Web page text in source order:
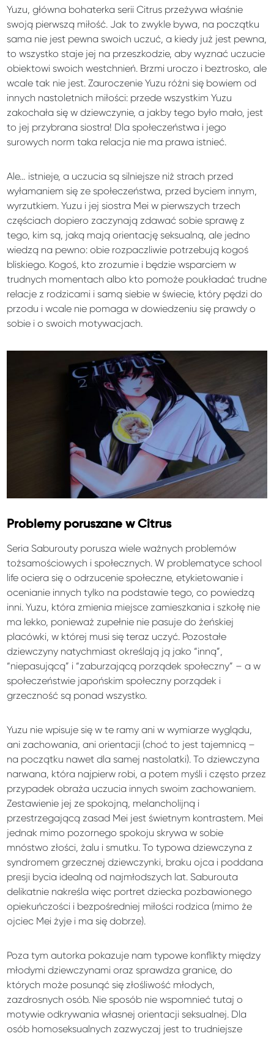
Yuzu, główna bohaterka serii Citrus przeżywa właśnie
swoją pierwszą miłość. Jak to zwykle bywa, na początku
sama nie jest pewna swoich uczuć, a kiedy już jest pewna,
to wszystko staje jej na przeszkodzie, aby wyznać uczucie
obiektowi swoich westchnień. Brzmi uroczo i beztrosko, ale
wcale tak nie jest. Zauroczenie Yuzu różni się bowiem od
innych nastoletnich miłości: przede wszystkim Yuzu
zakochała się w dziewczynie, a jakby tego było mało, jest
to jej przybrana siostra! Dla społeczeństwa i jego
surowych norm taka relacja nie ma prawa istnieć.
Ale… istnieje, a uczucia są silniejsze niż strach przed
wyłamaniem się ze społeczeństwa, przed byciem innym,
wyrzutkiem. Yuzu i jej siostra Mei w pierwszych trzech
częściach dopiero zaczynają zdawać sobie sprawę z
tego, kim są, jaką mają orientację seksualną, ale jedno
wiedzą na pewno: obie rozpaczliwie potrzebują kogoś
bliskiego. Kogoś, kto zrozumie i będzie wsparciem w
trudnych momentach albo kto pomoże poukładać trudne
relacje z rodzicami i samą siebie w świecie, który pędzi do
przodu i wcale nie pomaga w dowiedzeniu się prawdy o
sobie i o swoich motywacjach.
Problemy poruszane w Citrus
Seria Saburouty porusza wiele ważnych problemów
tożsamościowych i społecznych. W problematyce school
life ociera się o odrzucenie społeczne, etykietowanie i
ocenianie innych tylko na podstawie tego, co powiedzą
inni. Yuzu, która zmienia miejsce zamieszkania i szkołę nie
ma lekko, ponieważ zupełnie nie pasuje do żeńskiej
placówki, w której musi się teraz uczyć. Pozostałe
dziewczyny natychmiast określają ją jako “inną”,
“niepasującą” i “zaburzającą porządek społeczny” – a w
społeczeństwie japońskim społeczny porządek i
grzeczność są ponad wszystko.
Yuzu nie wpisuje się w te ramy ani w wymiarze wyglądu,
ani zachowania, ani orientacji (choć to jest tajemnicą –
na początku nawet dla samej nastolatki). To dziewczyna
narwana, która najpierw robi, a potem myśli i często przez
przypadek obraża uczucia innych swoim zachowaniem.
Zestawienie jej ze spokojną, melancholijną i
przestrzegającą zasad Mei jest świetnym kontrastem. Mei
jednak mimo pozornego spokoju skrywa w sobie
mnóstwo złości, żalu i smutku. To typowa dziewczyna z
syndromem grzecznej dziewczynki, braku ojca i poddana
presji bycia idealną od najmłodszych lat. Saburouta
delikatnie nakreśla więc portret dziecka pozbawionego
opiekuńczości i bezpośredniej miłości rodzica (mimo że
ojciec Mei żyje i ma się dobrze).
Poza tym autorka pokazuje nam typowe konflikty między
młodymi dziewczynami oraz sprawdza granice, do
których może posunąć się złośliwość młodych,
zazdrosnych osób. Nie sposób nie wspomnieć tutaj o
motywie odkrywania własnej orientacji seksualnej. Dla
osób homoseksualnych zazwyczaj jest to trudniejsze